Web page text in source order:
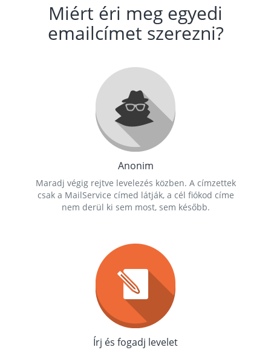
Miért éri meg egyedi
emailcímet szerezni?
Anonim
Maradj végig rejtve levelezés közben. A címzettek
csak a MailService címed látják, a cél fiókod címe
nem derül ki sem most, sem később.
Írj és fogadj levelet